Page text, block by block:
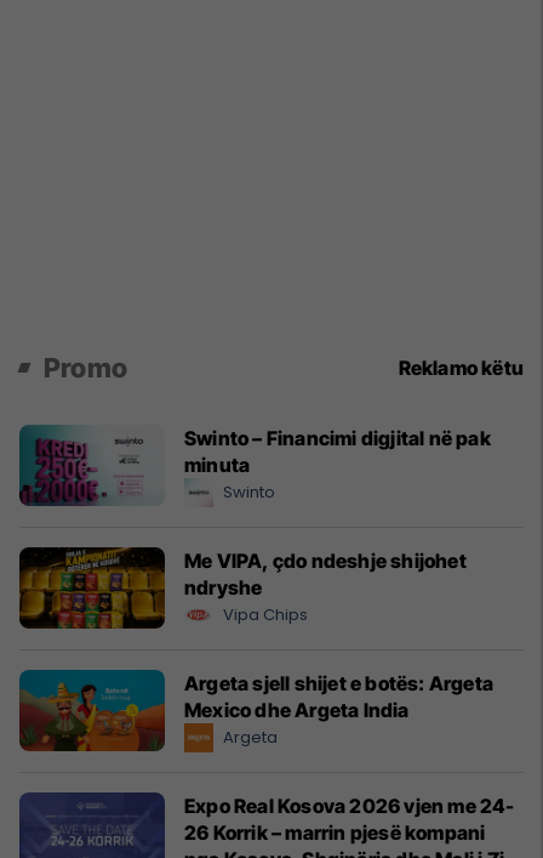
Promo Reklamo këtu
Swinto – Financimi digjital në pak
minuta
Swinto
Me VIPA, çdo ndeshje shijohet
ndryshe
Vipa Chips
Argeta sjell shijet e botës: Argeta
Mexico dhe Argeta India
Argeta
Expo Real Kosova 2026 vjen me 24-
26 Korrik – marrin pjesë kompani